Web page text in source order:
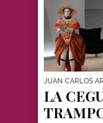
JUAN CARLOS
LA